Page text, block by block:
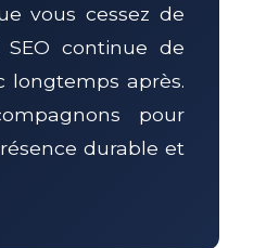
vous cessez de
continue de
longtemps après.
pour
durable et